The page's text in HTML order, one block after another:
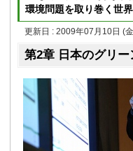
環境問題を取り巻く世
更新日 : 2009年07月10日 (
第2章 日本のグリ